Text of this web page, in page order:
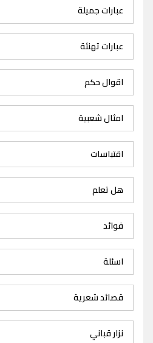
عبارات جميلة
عبارات تهنئة
اقوال حكم
امثال شعبية
اقتباسات
هل تعلم
فوائد
اسئلة
قصائد شعرية
نزار قباني